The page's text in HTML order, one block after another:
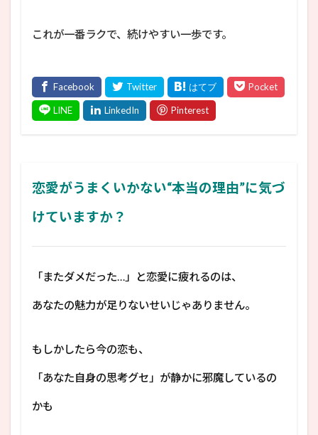
これが一番ラクで、続けやすい一歩です。
恋愛がうまくいかない“本当の理由”に気づ
けていますか？
「またダメだった…」と恋愛に疲れるのは、
あなたの魅力が足りないせいじゃありません。
もしかしたら今の恋も、
「あなた自身の思考グセ」が静かに邪魔しているの
かも